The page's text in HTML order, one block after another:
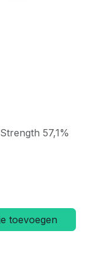
57,1%
toevoegen